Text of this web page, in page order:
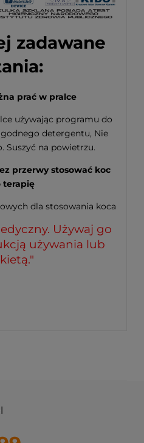
zadawane
prać w pralce
używając programu do
detergentu, Nie
Suszyć na powietrzu.
przerwy stosować koc
terapię
dla stosowania koca
Używaj go
używania lub